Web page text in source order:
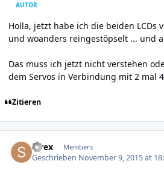
AUTOR
Holla, jetzt habe ich die beiden LCDs
und woanders reingestöpselt ... und
Das muss ich jetzt nicht verstehen
dem Servos in Verbindung mit 2 mal
Zitieren
strex Members
Geschrieben November 9, 2015 at